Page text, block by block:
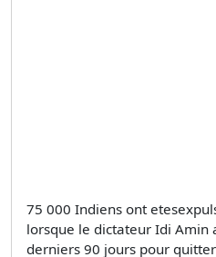
75 000 Indiens ont
lorsque le dictateur Idi Amin
derniers 90 jours pour